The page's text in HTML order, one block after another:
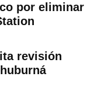
por eliminar
revisión